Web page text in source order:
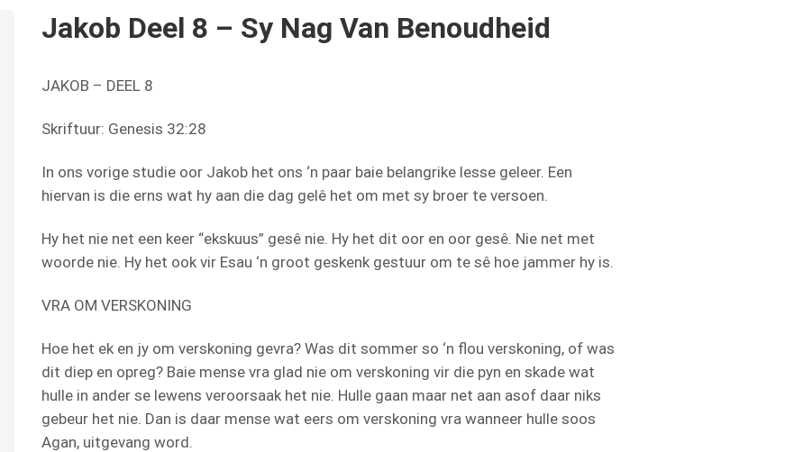
Jakob Deel 8 – Sy Nag Van Benoudheid
JAKOB – DEEL 8
Skriftuur: Genesis 32:28
In ons vorige studie oor Jakob het ons ‘n paar baie belangrike lesse geleer. Een
hiervan is die erns wat hy aan die dag gelê het om met sy broer te versoen.
Hy het nie net een keer “ekskuus” gesê nie. Hy het dit oor en oor gesê. Nie net met
woorde nie. Hy het ook vir Esau ‘n groot geskenk gestuur om te sê hoe jammer hy is.
VRA OM VERSKONING
Hoe het ek en jy om verskoning gevra? Was dit sommer so ‘n flou verskoning, of was
dit diep en opreg? Baie mense vra glad nie om verskoning vir die pyn en skade wat
hulle in ander se lewens veroorsaak het nie. Hulle gaan maar net aan asof daar niks
gebeur het nie. Dan is daar mense wat eers om verskoning vra wanneer hulle soos
Agan, uitgevang word.